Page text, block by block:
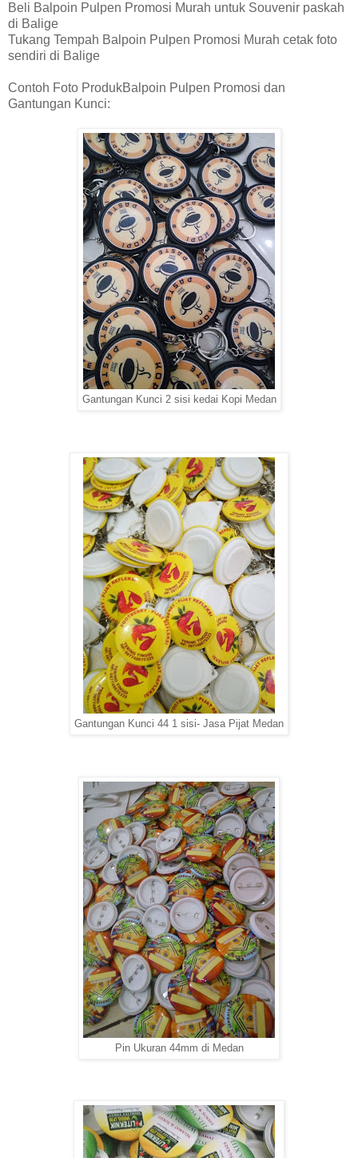
Beli Balpoin Pulpen Promosi Murah untuk Souvenir paskah
di Balige
Tukang Tempah Balpoin Pulpen Promosi Murah cetak foto
sendiri di Balige
Contoh Foto ProdukBalpoin Pulpen Promosi dan
Gantungan Kunci:
Gantungan Kunci 2 sisi kedai Kopi Medan
Gantungan Kunci 44 1 sisi- Jasa Pijat Medan
Pin Ukuran 44mm di Medan